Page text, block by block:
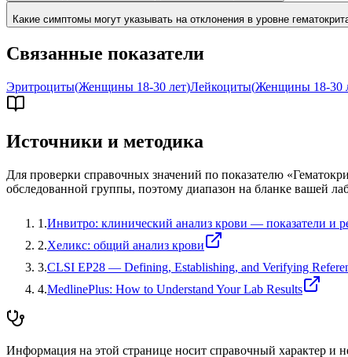
Какие симптомы могут указывать на отклонения в уровне
Связанные показатели
Эритроциты(Женщины 18-30 лет)Лейкоциты(Женщины 18-30
Источники и методика
Для проверки справочных значений по показателю «
обследованной группы, поэтому диапазон на бланке вашей
1 .Инвитро: клинический анализ крови — показатели и
2.Хеликс: общий анализ крови
3.CLSI EP28 — Defining, Establishing, and Verifying
4.MedlinePlus: How to Understand Your Lab Results
Информация на этой странице носит справочный характер и